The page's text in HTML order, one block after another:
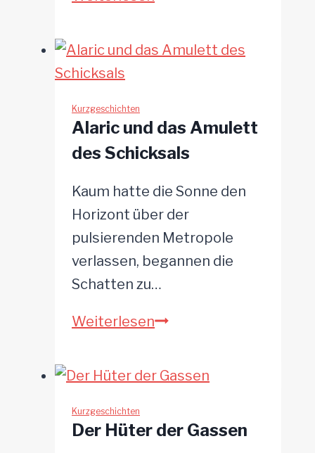
des
Kurzgeschichten
Alaric und das Amulett
des Schicksals
Kaum hatte die Sonne den
Horizont über der
pulsierenden Metropole
verlassen, begannen die
Schatten zu…
WeiterlesenAlaric
das
Schicksals
Kurzgeschichten
Der Hüter der Gassen